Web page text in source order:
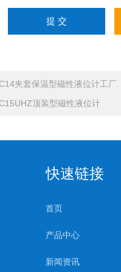
夹套保温型磁性液位计工厂
顶装型磁性液位计
快速链接
首页
产品中心
新闻资讯